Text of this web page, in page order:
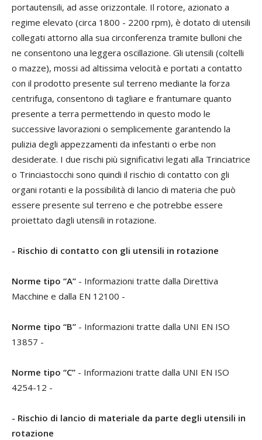
portautensili, ad asse orizzontale. Il rotore, azionato a
regime elevato (circa 1800 - 2200 rpm), è dotato di utensili
collegati attorno alla sua circonferenza tramite bulloni che
ne consentono una leggera oscillazione. Gli utensili (coltelli
o mazze), mossi ad altissima velocità e portati a contatto
con il prodotto presente sul terreno mediante la forza
centrifuga, consentono di tagliare e frantumare quanto
presente a terra permettendo in questo modo le
successive lavorazioni o semplicemente garantendo la
pulizia degli appezzamenti da infestanti o erbe non
desiderate. I due rischi più significativi legati alla Trinciatrice
o Trinciastocchi sono quindi il rischio di contatto con gli
organi rotanti e la possibilità di lancio di materia che può
essere presente sul terreno e che potrebbe essere
proiettato dagli utensili in rotazione.
- Rischio di contatto con gli utensili in rotazione
Norme tipo “A” - Informazioni tratte dalla Direttiva
Macchine e dalla EN 12100 -
Norme tipo “B” - Informazioni tratte dalla UNI EN ISO
13857 -
Norme tipo “C” - Informazioni tratte dalla UNI EN ISO
4254-12 -
- Rischio di lancio di materiale da parte degli utensili in
rotazione